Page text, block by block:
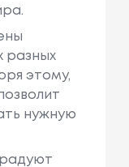
разных
этому,
нужную